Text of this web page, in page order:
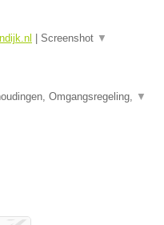
Screenshot ▼
Omgangsregeling, ▼